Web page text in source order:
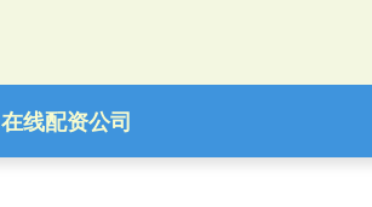
在线配资公司